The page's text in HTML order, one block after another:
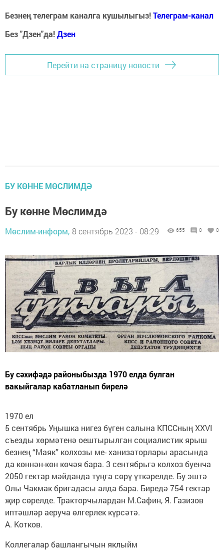
Безнең телеграм каналга кушылыгыз!Телеграм-канал
Без "Дзен"да!Дзен
Перейти на страницу новости
БУ КӨННЕ МӨСЛИМДӘ
Бу көнне Мөслимдә
Мөслим-информ, 8 сентябрь 2023 - 08:29 655 0 0
Бу сәхифәдә районыбызда 1970 елда булган
вакыйгалар кабатланып бирелә
1970 ел
5 сентябрь Уңышка нигез бүген салына КПССның XXVI
съезды хөрмәтенә оештырылган социалистик ярыш
безнең “Маяк” колхозы ме- ханизаторлары арасында
да көннән-көн көчәя бара. 3 сентябрьгә колхоз буенча
2050 гектар мәйданда туңга сөрү үткәрелде. Бу эштә
Олы Чакмак бригадасы алда бара. Биредә 754 гектар
җир сөрелде. Тракторчылардан М.Сафин, Я. Газизов
иптәшләр аеруча өлгерлек күрсәтә.
А. Котков.
Коллегалар башлангычын яклыйм